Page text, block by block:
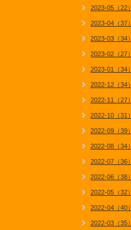
2023-05（22）
2023-04（37）
2023-03（34）
2023-02（27）
2023-01（34）
2022-12（34）
2022-11（27）
2022-10（31）
2022-09（39）
2022-08（34）
2022-07（36）
2022-06（38）
2022-05（32）
2022-04（40）
2022-03（35）